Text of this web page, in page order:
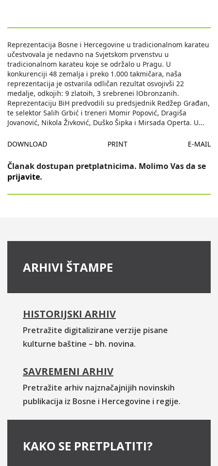
Reprezentacija Bosne i Hercegovine u tradicionalnom karateu
učestvovala je nedavno na Svjetskom prvenstvu u
tradicionalnom karateu koje se održalo u Pragu. U
konkurenciji 48 zemalja i preko 1.000 takmičara, naša
reprezentacija je ostvarila odličan rezultat osvojivši 22
medalje, odkojih: 9 zlatoih, 3 srebrenei lObronzanih.
Reprezentaciju BiH predvodili su predsjednik Redžep Građan,
te selektor Salih Grbić i treneri Momir Popović, Dragiša
Jovanović, Nikola Živković, Duško Šipka i Mirsada Operta. U...
DOWNLOAD PRINT E-MAIL
Članak dostupan pretplatnicima. Molimo Vas da se
prijavite.
ARHIVI ŠTAMPE
HISTORIJSKI ARHIV
Pretražite digitalizirane verzije pisane
kulturne baštine – bh. novina.
SAVREMENI ARHIV
Pretražite arhiv najznačajnijih novinskih
publikacija iz Bosne i Hercegovine i regije.
KAKO SE PRETPLATITI?